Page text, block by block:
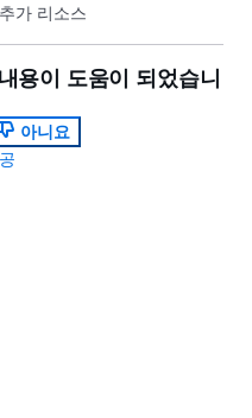
추가 리소스
용이 도움이 되었습니
아니요